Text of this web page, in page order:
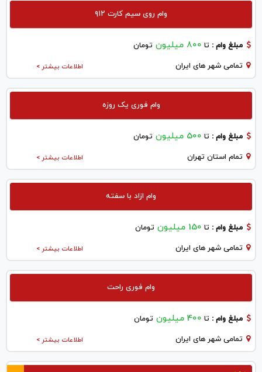
وام روی سیم کارت ۹۱۲
مبلغ وام : تا 800 میلیون تومان
اطلاعات بیشتر > تمامی شهر های ایران
وام فوری یک روزه
مبلغ وام : تا 500 میلیون تومان
اطلاعات بیشتر > تمام استان تهران
وام ازاد با سفته
مبلغ وام : تا 150 میلیون تومان
اطلاعات بیشتر > تمامی شهر های ایران
وام فوری راحت
مبلغ وام : تا 400 میلیون تومان
اطلاعات بیشتر > تمامی شهر های ایران